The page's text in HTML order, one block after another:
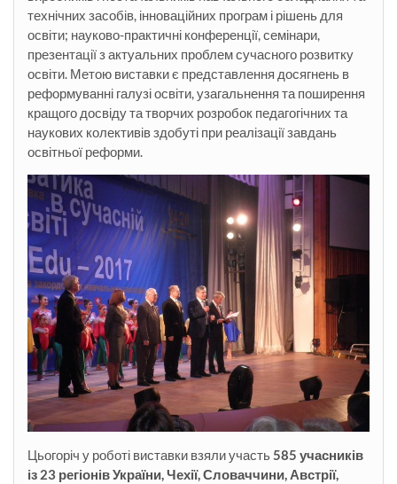
технічних засобів, інноваційних програм і рішень для
освіти; науково-практичні конференції, семінари,
презентації з актуальних проблем сучасного розвитку
освіти. Метою виставки є представлення досягнень в
реформуванні галузі освіти, узагальнення та поширення
кращого досвіду та творчих розробок педагогічних та
наукових колективів здобуті при реалізації завдань
освітньої реформи.
Цьогоріч у роботі виставки взяли участь 585 учасників
із 23 регіонів України, Чехії, Словаччини, Австрії,